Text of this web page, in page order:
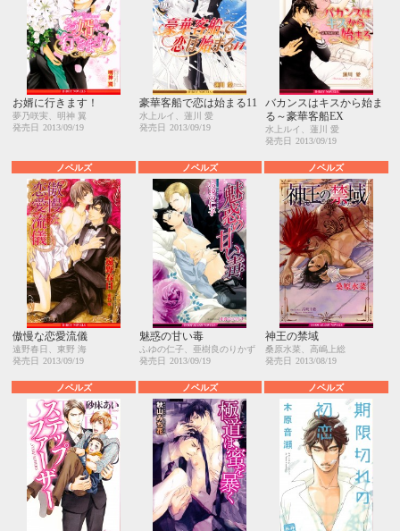
お婿に行きます！
夢乃咲実、明神 翼
発売日 2013/09/19
豪華客船で恋は始まる11
水上ルイ、蓮川 愛
発売日 2013/09/19
バカンスはキスから始ま
る～豪華客船EX
水上ルイ、蓮川 愛
発売日 2013/09/19
ノベルズ
傲慢な恋愛流儀
遠野春日、東野 海
発売日
2013/09/19
ノベルズ
魅惑の甘い毒
ふゆの仁子、亜樹良のりかず
発売日
2013/09/19
ノベルズ
神王の禁域
桑原水菜、高嶋上総
発売日
2013/08/19
ノベルズ ノベルズ ノベルズ